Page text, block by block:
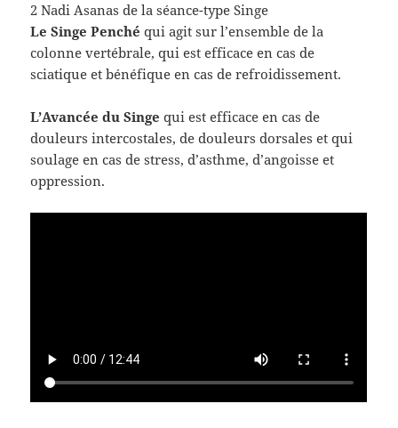
2 Nadi Asanas de la séance-type Singe
Le Singe Penché qui agit sur l’ensemble de la
colonne vertébrale, qui est efficace en cas de
sciatique et bénéfique en cas de refroidissement.
L’Avancée du Singe qui est efficace en cas de
douleurs intercostales, de douleurs dorsales et qui
soulage en cas de stress, d’asthme, d’angoisse et
oppression.